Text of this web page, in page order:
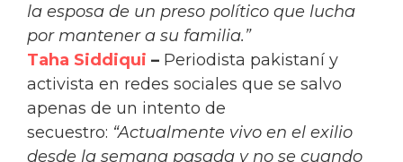
la esposa de un preso político que lucha
por mantener a su familia.”
Taha Siddiqui – Periodista pakistaní y
activista en redes sociales que se salvo
apenas de un intento de
secuestro: “Actualmente vivo en el exilio
desde la semana pasada y no se cuando